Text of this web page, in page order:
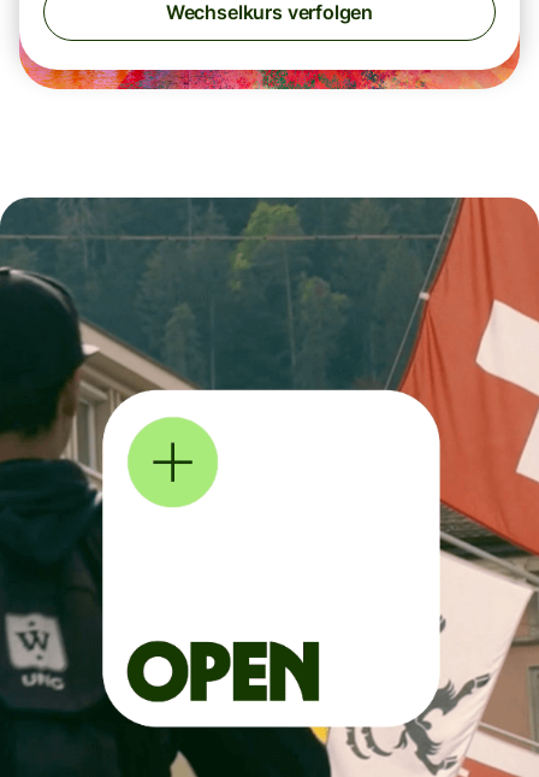
Wechselkurs verfolgen